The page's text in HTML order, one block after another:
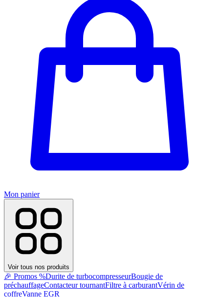
Mon panier
Voir tous nos produits
🎉 Promos %Durite de turbocompresseurBougie de
préchauffageContacteur tournantFiltre à carburantVérin de
coffreVanne EGR